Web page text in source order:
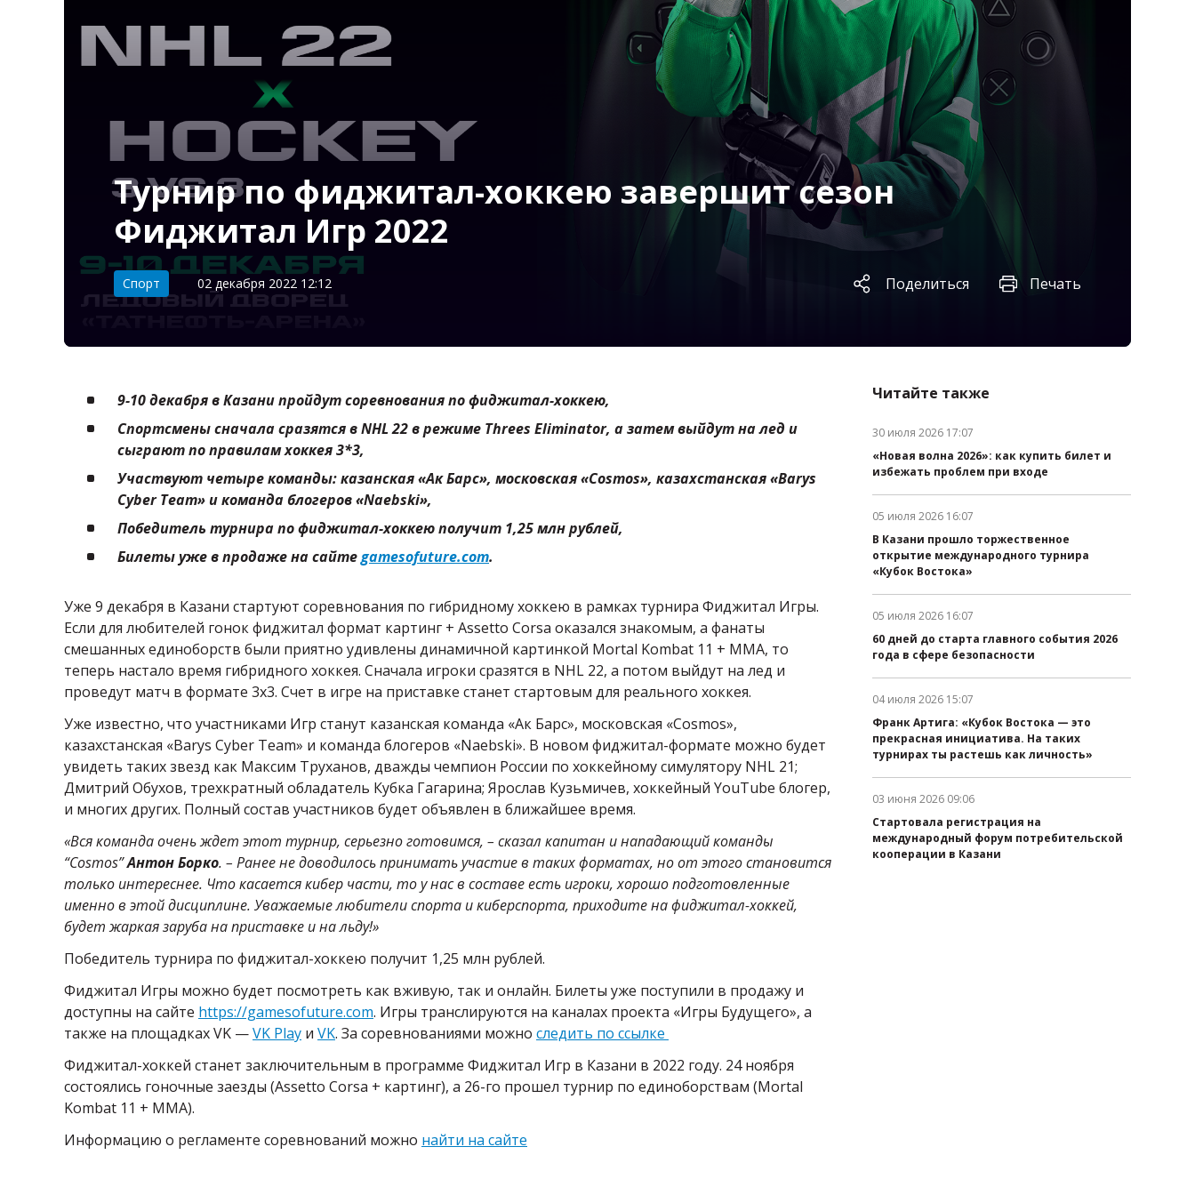
Турнир по фиджитал-хоккею завершит сезон
Фиджитал Игр 2022
Категория:
Спорт 02 декабря 2022 12:12 Поделиться Печать
9-10 декабря в Казани пройдут соревнования по фиджитал-хоккею,
Спортсмены сначала сразятся вNHL22 в режиме Threes Eliminator, а затем выйдут на лед и
сыграют по правилам хоккея 3*3,
Участвуют четыре команды: казанская «Ак Барс», московская «Cosmos», казахстанская «Barys
Cyber Team» и команда блогеров «Naebski»,
Победитель турнира по фиджитал-хоккею получит 1,25 млн рублей,
Билеты уже в продаже на сайтеgamesofuture.com.
Уже 9 декабря в Казани стартуют соревнования по гибридному хоккею в рамках турнира Фиджитал Игры.
Если для любителей гонок фиджитал формат картинг + Assetto Corsa оказался знакомым, а фанаты
смешанных единоборств были приятно удивлены динамичной картинкой Mortal Kombat 11 + ММА, то
теперь настало время гибридного хоккея. Сначала игроки сразятся в NHL 22, а потом выйдут на лед и
проведут матч в формате 3х3. Счет в игре на приставке станет стартовым для реального хоккея.
Уже известно, что участниками Игр станут казанская команда «Ак Барс», московская «Cosmos»,
казахстанская «Barys Cyber Team» и команда блогеров «Naebski». В новом фиджитал-формате можно будет
увидеть таких звезд как Максим Труханов, дважды чемпион России по хоккейному симулятору NHL 21;
Дмитрий Обухов, трехкратный обладатель Кубка Гагарина; Ярослав Кузьмичев, хоккейный YouTube блогер,
и многих других. Полный состав участников будет объявлен в ближайшее время.
«Вся команда очень ждет этот турнир, серьезно готовимся, – сказал капитан и нападающий команды
“Cosmos”Антон Борко. – Ранее не доводилось принимать участие в таких форматах, но от этого становится
только интереснее. Что касается кибер части, то у нас в составе есть игроки, хорошо подготовленные
именно в этой дисциплине. Уважаемые любители спорта и киберспорта, приходите на фиджитал-хоккей,
будет жаркая заруба на приставке и на льду!»
Победитель турнира по фиджитал-хоккею получит 1,25 млн рублей.
Фиджитал Игры можно будет посмотреть как вживую, так и онлайн. Билеты уже поступили в продажу и
доступны на сайте https://gamesofuture.com. Игры транслируются на каналах проекта «Игры Будущего», а
также на площадках VK —VK Play и VK. За соревнованиями можно следить по ссылке
Фиджитал-хоккей станет заключительным в программе Фиджитал Игр в Казани в 2022 году. 24 ноября
состоялись гоночные заезды (Assetto Corsa + картинг), а 26-го прошел турнир по единоборствам (Mortal
Kombat 11 + MMA).
Информацию о регламенте соревнований можно найти на сайте
Читайте также
30 июля 2026 17:07
«Новая волна 2026»: как купить билет и
избежать проблем при входе
05 июля 2026 16:07
В Казани прошло торжественное
открытие международного турнира
«Кубок Востока»
Дата публикации:
05 июля 2026 16:07
60 дней до старта главного события 2026
года в сфере безопасности
Дата публикации:
04 июля 2026 15:07
Франк Артига: «Кубок Востока — это
прекрасная инициатива. На таких
турнирах ты растешь как личность»
03 июня 2026 09:06
Стартовала регистрация на
международный форум потребительской
кооперации в Казани